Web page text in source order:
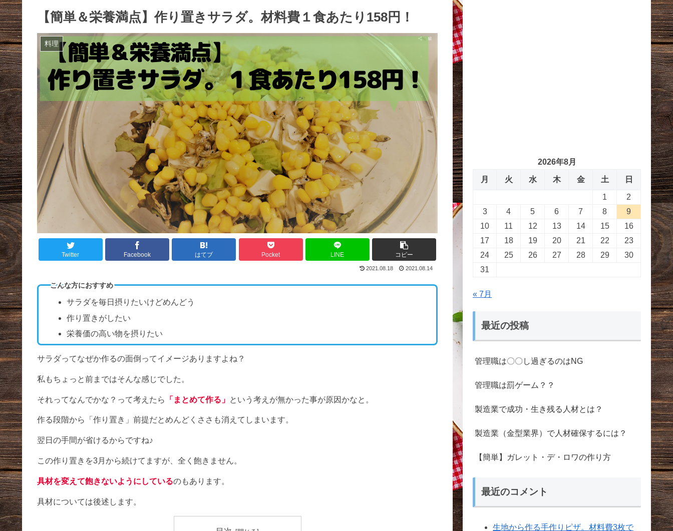
【簡単＆栄養満点】作り置きサラダ。材料費１食あたり158円！
料理
Twitter Facebook はてブ Pocket LINE コピー
2021.08.18 2021.08.14
こんな方におすすめ
サラダを毎日摂りたいけどめんどう
作り置きがしたい
栄養価の高い物を摂りたい
サラダってなぜか作るの面倒ってイメージありますよね？
私もちょっと前まではそんな感じでした。
それってなんでかな？って考えたら 「まとめて作る」 という考えが無かった事が原因かなと。
作る段階から「作り置き」前提だとめんどくささも消えてしまいます。
翌日の手間が省けるからですね♪
この作り置きを3月から続けてますが、全く飽きません。
具材を変えて飽きないようにしているのもあります。
具材については後述します。
2026年8月
月 火 水 木 金 土 日
1
2
3
4 5 6 7 8
9
10
11 12 13 14 15
16
17
18 19 20 21 22
23
24
25 26 27 28 29
30
31
« 7月
最近の投稿
管理職は〇〇し過ぎるのはNG
管理職は罰ゲーム？？
製造業で成功・生き残る人材とは？
製造業（金型業界）で人材確保するには？
【簡単】ガレット・デ・ロワの作り方
最近のコメント
生地から作る手作りピザ。材料費3枚で